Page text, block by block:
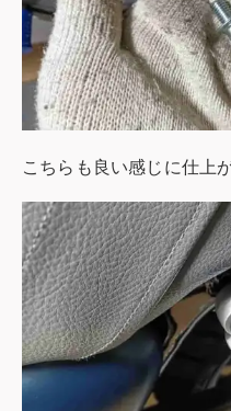
こちらも良い感じに仕上